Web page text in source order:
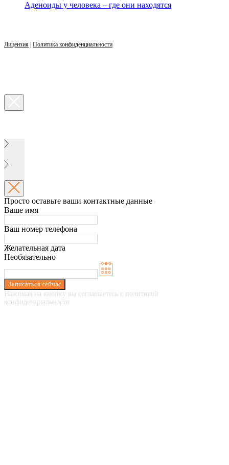
Аденоиды у человека – где они находятся
Лицензия Политика конфиденциальности
Просто оставьте ваши контактные данные
Ваше имя
Ваш номер телефона
Желательная дата
Необязательно
Записаться сейчас
Нажимая на кнопку вы соглашаетесь с политикой
конфиденциальности